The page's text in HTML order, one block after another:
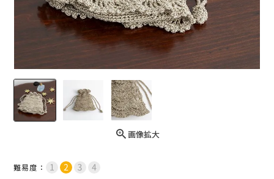
画像拡大
難易度：